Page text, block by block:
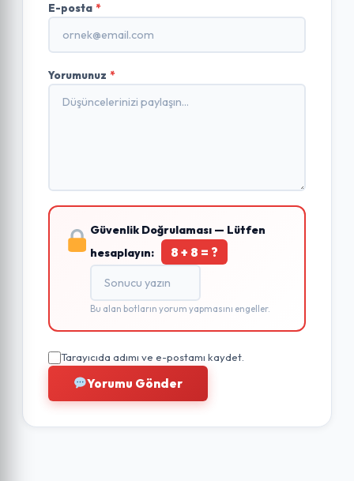
E-posta *
Yorumunuz *
Güvenlik Doğrulaması — Lütfen
hesaplayın:
8 + 8 = ?
Bu alan botların yorum yapmasını engeller.
Tarayıcıda adımı ve e-postamı kaydet.
Yorumu Gönder